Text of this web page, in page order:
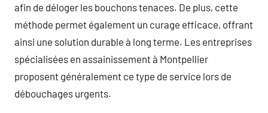
afin de déloger les bouchons tenaces. De plus, cette
méthode permet également un curage efficace, offrant
ainsi une solution durable à long terme. Les entreprises
spécialisées en assainissement à Montpellier
proposent généralement ce type de service lors de
débouchages urgents.